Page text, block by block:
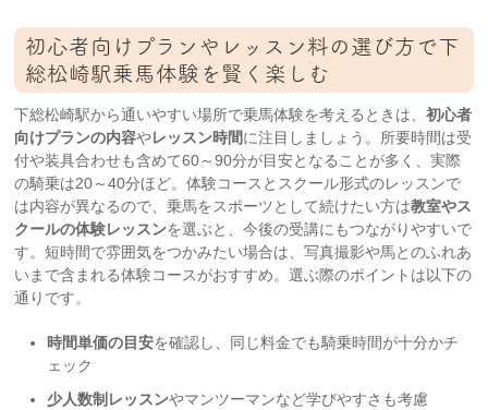
初心者向けプランやレッスン料の選び方で下
総松崎駅乗馬体験を賢く楽しむ
下総松崎駅から通いやすい場所で乗馬体験を考えるときは、初心者
向けプランの内容やレッスン時間に注目しましょう。所要時間は受
付や装具合わせも含めて60～90分が目安となることが多く、実際
の騎乗は20～40分ほど。体験コースとスクール形式のレッスンで
は内容が異なるので、乗馬をスポーツとして続けたい方は教室やス
クールの体験レッスンを選ぶと、今後の受講にもつながりやすいで
す。短時間で雰囲気をつかみたい場合は、写真撮影や馬とのふれあ
いまで含まれる体験コースがおすすめ。選ぶ際のポイントは以下の
通りです。
時間単価の目安を確認し、同じ料金でも騎乗時間が十分かチ
ェック
少人数制レッスンやマンツーマンなど学びやすさも考慮